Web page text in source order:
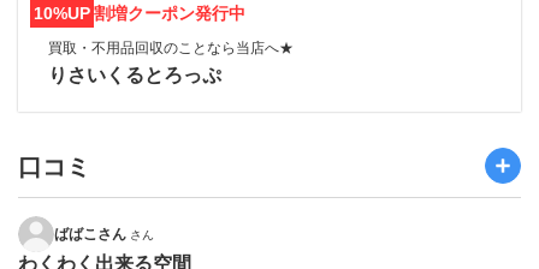
10%UP割増クーポン発行中
買取・不用品回収のことなら当店へ★
りさいくるとろっぷ
口コミ
ばばこさん さん
わくわく出来る空間